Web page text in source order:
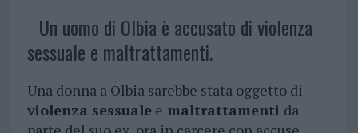
Un uomo di Olbia è accusato di violenza
sessuale e maltrattamenti.
Una donna a Olbia sarebbe stata oggetto di
violenza sessualee maltrattamenti da